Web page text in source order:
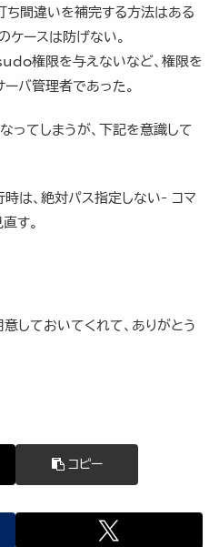
ち間違いを補完する方法はある
ケースは防げない。
権限を与えないなど、権限を
バ管理者であった。
なってしまうが、下記を意識して
は、絶対パス指定しない- コマ
す。
しておいてくれて、ありがとう
コピー